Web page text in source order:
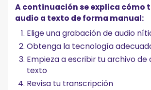
A continuación se explica cómo
audio a texto de forma manual:
Elige una grabación de audio
Obtenga la tecnología
Empieza a escribir tu archivo de
texto
Revisa tu transcripción